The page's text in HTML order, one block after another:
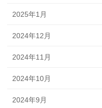
2025年1月
2024年12月
2024年11月
2024年10月
2024年9月